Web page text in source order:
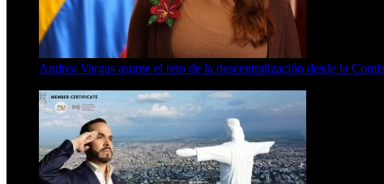
Andrea Vargas asume el reto de la descentralización desde la